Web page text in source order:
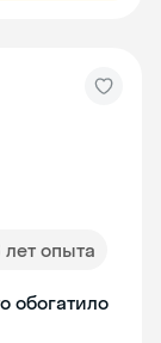
лет опыта
обогатило